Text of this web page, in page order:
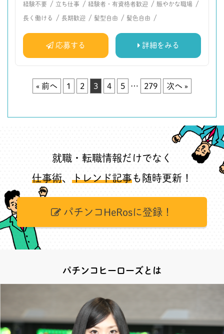
経験不要 / 立ち仕事 / 経験者・有資格者歓迎 / 賑やかな職場 /
長く働ける / 長期歓迎 / 髪型自由 / 髪色自由 /
応募する 詳細をみる
« 前へ 1 2 3 4 5 … 279 次へ »
就職・転職情報だけでなく
仕事術、 トレンド記事も随時更新！
パチンコHeRosに登録！
パチンコヒーローズとは